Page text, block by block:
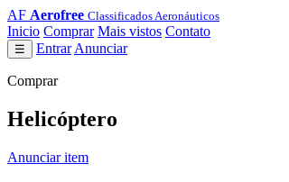
AF Aerofree Classificados Aeronáuticos
Inicio Comprar Mais vistos Contato
☰ Entrar Anunciar
Comprar
Helicóptero
Anunciar item